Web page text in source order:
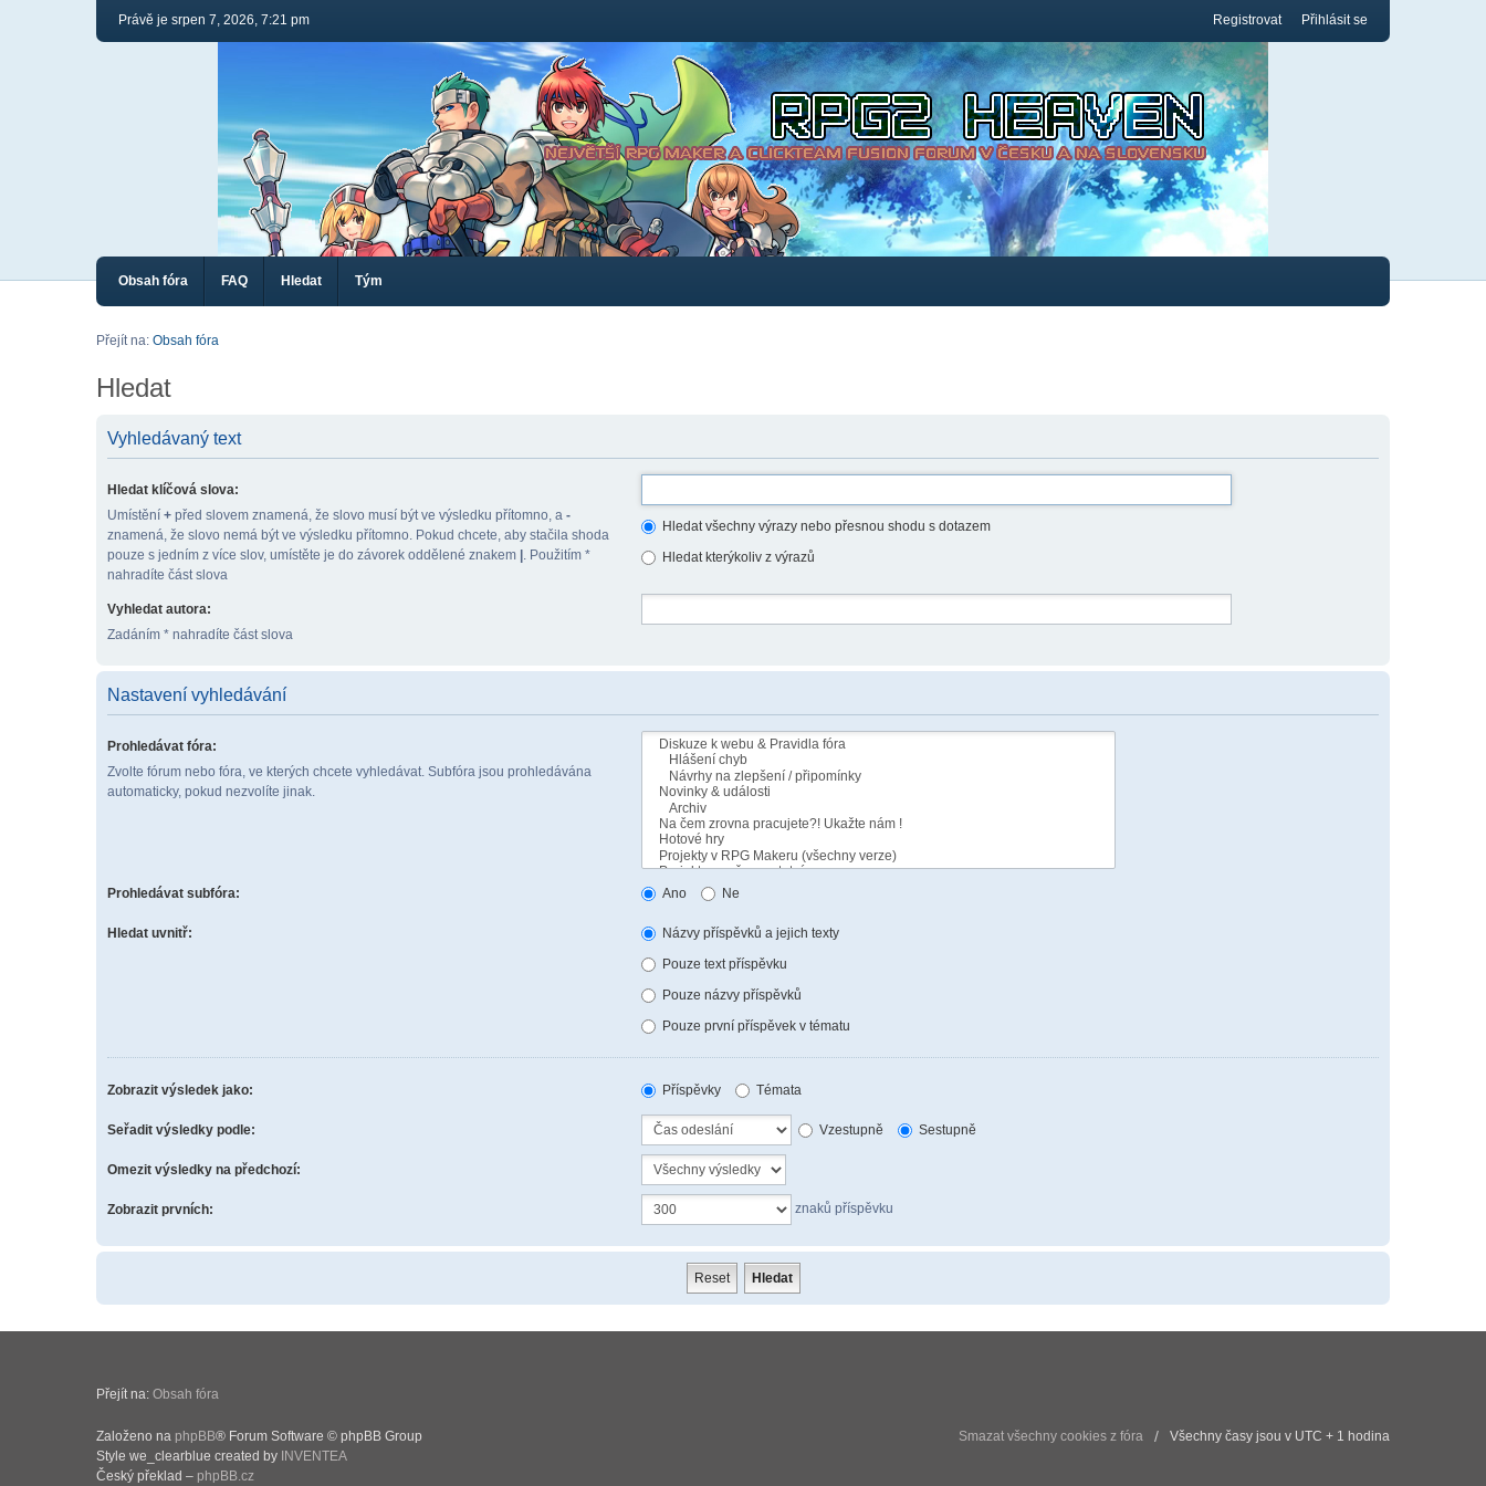
Právě je srpen 7, 2026, 7:21 pm Registrovat Přihlásit se
Obsah fóra FAQ Hledat Tým
Přejít na: Obsah fóra
Hledat
Vyhledávaný text
Hledat klíčová slova:
Umístění + před slovem znamená, že slovo musí být ve výsledku přítomno, a -
znamená, že slovo nemá být ve výsledku přítomno. Pokud chcete, aby stačila shoda
pouze s jedním z více slov, umístěte je do závorek oddělené znakem . Použitím *
nahradíte část slova
Hledat všechny výrazy nebo přesnou shodu s dotazem
Hledat kterýkoliv z výrazů
Vyhledat autora:
Zadáním * nahradíte část slova
Nastavení vyhledávání
Prohledávat fóra:
Zvolte fórum nebo fóra, ve kterých chcete vyhledávat. Subfóra jsou prohledávána
automaticky, pokud nezvolíte jinak.
Prohledávat subfóra: Ano Ne
Hledat uvnitř:
Názvy příspěvků a jejich texty
Pouze text příspěvku
Pouze názvy příspěvků
Pouze první příspěvek v tématu
Zobrazit výsledek jako: Příspěvky Témata
Seřadit výsledky podle: Vzestupně Sestupně
Omezit výsledky na předchozí:
Zobrazit prvních: znaků příspěvku
Přejít na: Obsah fóra
Smazat všechny cookies z fóra Všechny časy jsou v UTC + 1 hodina
Založeno na phpBB® Forum Software © phpBB Group
Style we_clearblue created by INVENTEA
Český překlad – phpBB.cz